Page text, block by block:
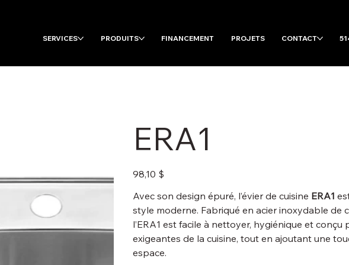
SERVICES PRODUITS FINANCEMENT PROJETS CONTACT
ERA1
Prix
98,10 $
Avec son design épuré, l’évier de cuisine ERA1
style moderne. Fabriqué en acier inoxydable de
l’ERA1 est facile à nettoyer, hygiénique et
exigeantes de la cuisine, tout en ajoutant une
espace.